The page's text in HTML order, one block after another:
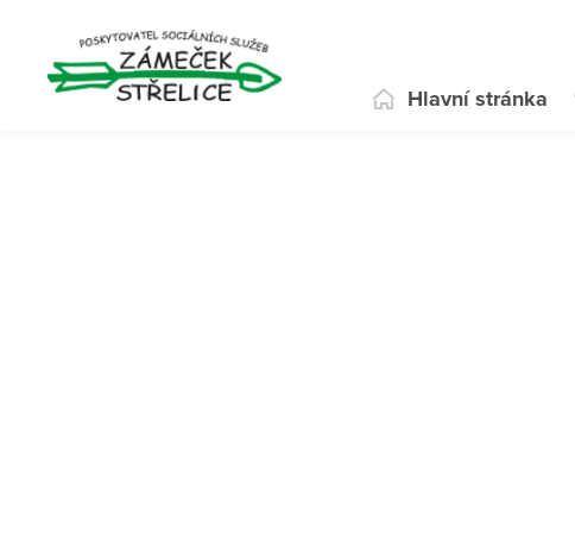
Hlavní stránka